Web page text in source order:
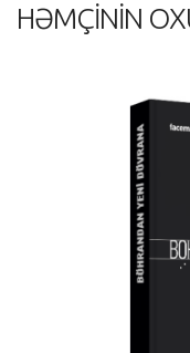
HƏMÇININ